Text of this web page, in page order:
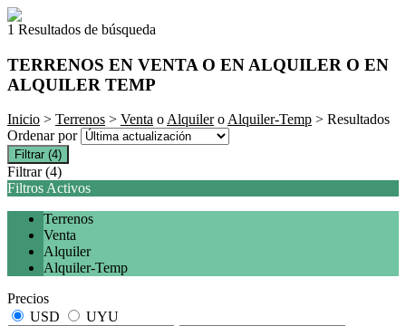
1 Resultados de búsqueda
TERRENOS EN VENTA O EN ALQUILER O EN
ALQUILER TEMP
Inicio > Terrenos > Venta oAlquileroAlquiler-Temp > Resultados
Ordenar por
Filtrar (4)
Filtrar (4)
Filtros Activos
Terrenos
Venta
Alquiler
Alquiler-Temp
Precios
USD
UYU